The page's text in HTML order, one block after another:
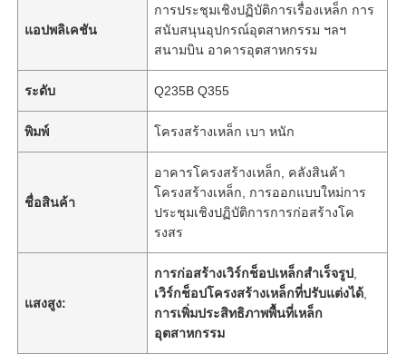
แอปพลิเคชัน
การประชุมเชิงปฏิบัติการเรื่องเหล็ก การ
สนับสนุนอุปกรณ์อุตสาหกรรม ฯลฯ
สนามบิน อาคารอุตสาหกรรม
ระดับ Q235B Q355
พิมพ์ โครงสร้างเหล็ก เบา หนัก
ชื่อสินค้า
อาคารโครงสร้างเหล็ก, คลังสินค้า
โครงสร้างเหล็ก, การออกแบบใหม่การ
ประชุมเชิงปฏิบัติการการก่อสร้างโค
รงสร
แสงสูง:
การก่อสร้างเวิร์กช็อปเหล็กสำเร็จรูป
เวิร์กช็อปโครงสร้างเหล็กที่ปรับแต่งได้
การเพิ่มประสิทธิภาพพื้นที่เหล็ก
อุตสาหกรรม